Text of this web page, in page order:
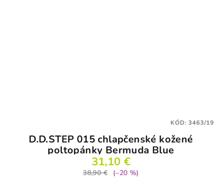
D.D.STEP 015 chlapčenské kožené
poltopánky Bermuda Blue
31,10 €
38,90 €
(–20 %)
KÓD:3463/19